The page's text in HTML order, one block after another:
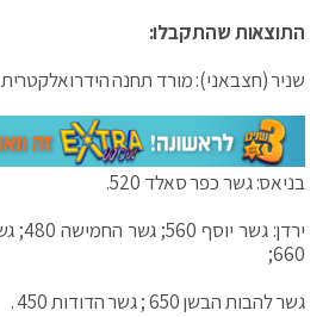
התוצאות שהתקבלו:
שניר (חצבאני): מורד תחנה הידרואלקטרית 510; שפך לירדן 490 .
בניאס: גשר כפר סאלד 520.
660;
גשר להבות הבשן 650 ; גשר הדודות 450 .